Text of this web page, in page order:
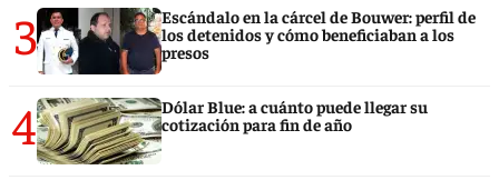
3
Escándalo en la cárcel de Bouwer: perfil de
los detenidos y cómo beneficiaban a los
presos
4
Dólar Blue: a cuánto puede llegar su
cotización para fin de año